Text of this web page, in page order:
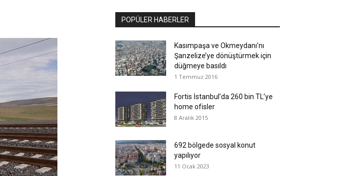
POPÜLER HABERLER
Kasımpaşa ve Okmeydanı’nı
Şanzelize’ye dönüştürmek için
düğmeye basıldı
1 Temmuz 2016
Fortis İstanbul’da 260 bin TL’ye
home ofisler
8 Aralık 2015
692 bölgede sosyal konut
yapılıyor
11 Ocak 2023